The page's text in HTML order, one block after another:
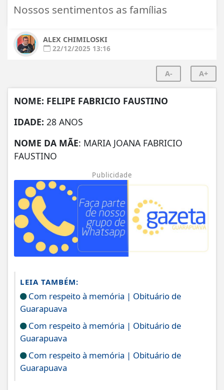
Nossos sentimentos as famílias
ALEX CHIMILOSKI
22/12/2025 13:16
A- A+
NOME: FELIPE FABRICIO FAUSTINO
IDADE: 28 ANOS
NOME DA MÃE: MARIA JOANA FABRICIO
FAUSTINO
Publicidade
LEIA TAMBÉM:
Com respeito à memória | Obituário de
Guarapuava
Com respeito à memória | Obituário de
Guarapuava
Com respeito à memória | Obituário de
Guarapuava